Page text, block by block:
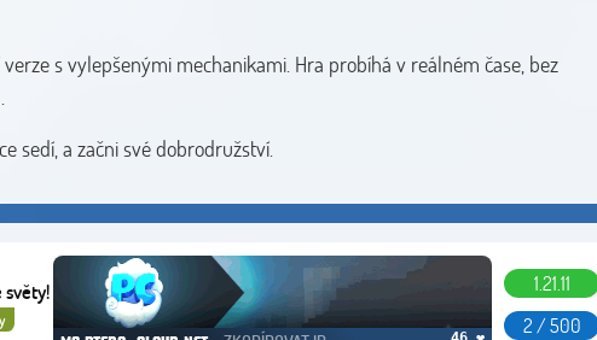
s vylepšenými mechanikami. Hra probíhá v reálném čase, bez
sedí, a začni své dobrodružství.
světy!
1.21.11
2 / 500